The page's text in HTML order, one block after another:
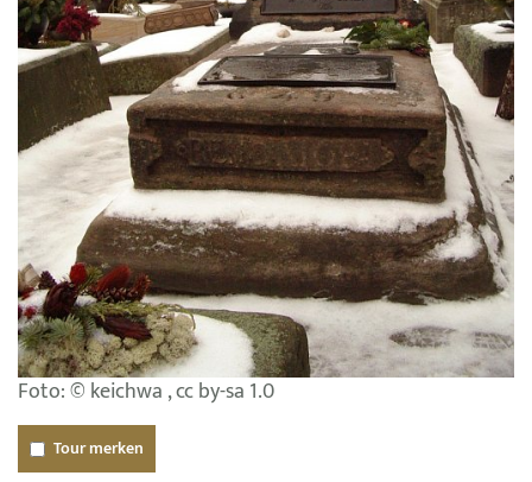
Foto: © keichwa , cc by-sa 1.0
Tour merken